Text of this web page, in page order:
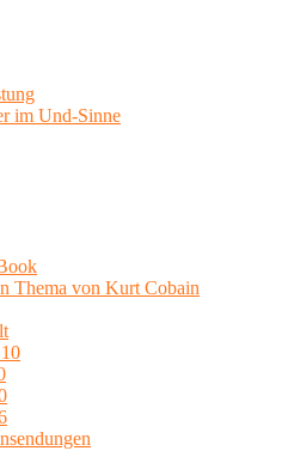
im Und-Sinne
Thema von Kurt Cobain